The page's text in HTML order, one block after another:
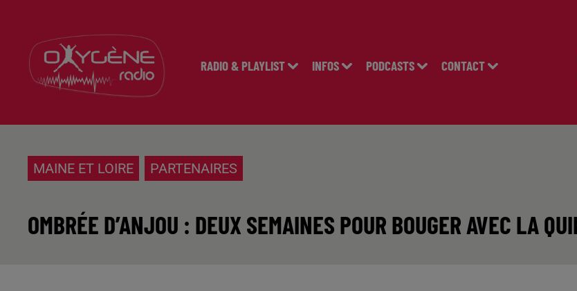
RADIO & PLAYLIST INFOS PODCASTS CONTACT
MAINE ET LOIRE PARTENAIRES
OMBRÉE D’ANJOU : DEUX SEMAINES POUR BOUGER AVEC LA